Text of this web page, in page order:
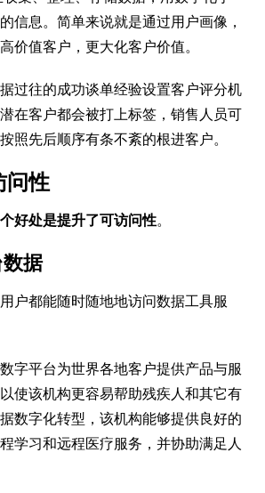
信息。简单来说就是通过用户画像，
价值客户，更大化客户价值。
过往的成功谈单经验设置客户评分机
在客户都会被打上标签，销售人员可
照先后顺序有条不紊的根进客户。
问性
好处是提升了可访问性。
据
户都能随时随地地访问数据工具服
字平台为世界各地客户提供产品与服
使该机构更容易帮助残疾人和其它有
数字化转型，该机构能够提供良好的
学习和远程医疗服务，并协助满足人